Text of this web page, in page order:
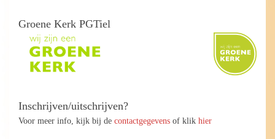
Groene Kerk PGTiel
Inschrijven/uitschrijven?
Voor meer info, kijk bij de contactgegevens of klik hier